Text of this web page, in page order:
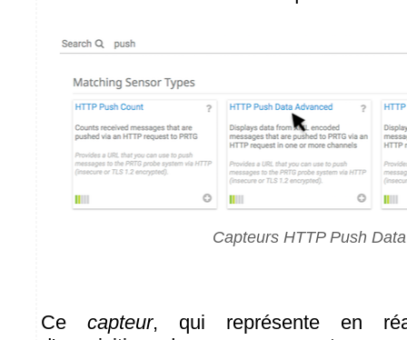
Capteurs HTTP Push Data
Ce capteur, qui représente en